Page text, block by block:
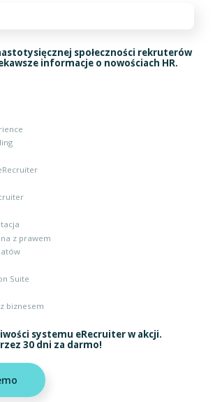
społeczności rekruterów
informacje o nowościach HR.
z prawem
Suite
biznesem
systemu eRecruiter w akcji.
30 dni za darmo!